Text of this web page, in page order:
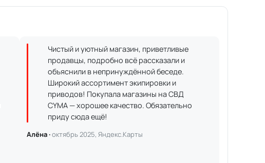
Чистый и уютный магазин, приветливые
продавцы, подробно всё рассказали и
объяснили в непринуждённой беседе.
Широкий ассортимент экипировки и
приводов! Покупала магазины на СВД
CYMA — хорошее качество. Обязательно
приду сюда ещё!
Алёна ·октябрь 2025, Яндекс.Карты